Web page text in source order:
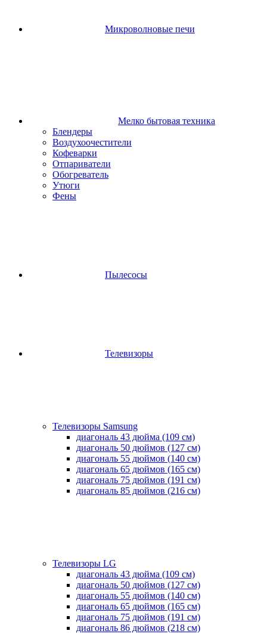
Микроволновые печи
Мелко бытовая техника
Блендеры
Воздухоочестители
Кофеварки
Отпариватели
Обогреватель
Утюги
Фены
Пылесосы
Телевизоры
Телевизоры Samsung
диагональ 43 дюйма (109 см)
диагональ 50 дюймов (127 см)
диагональ 55 дюймов (140 cм)
диагональ 65 дюймов (165 cм)
диагональ 75 дюймов (191 см)
диагональ 85 дюймов (216 см)
Телевизоры LG
диагональ 43 дюйма (109 см)
диагональ 50 дюймов (127 см)
диагональ 55 дюймов (140 cм)
диагональ 65 дюймов (165 cм)
диагональ 75 дюймов (191 см)
диагональ 86 дюймов (218 см)